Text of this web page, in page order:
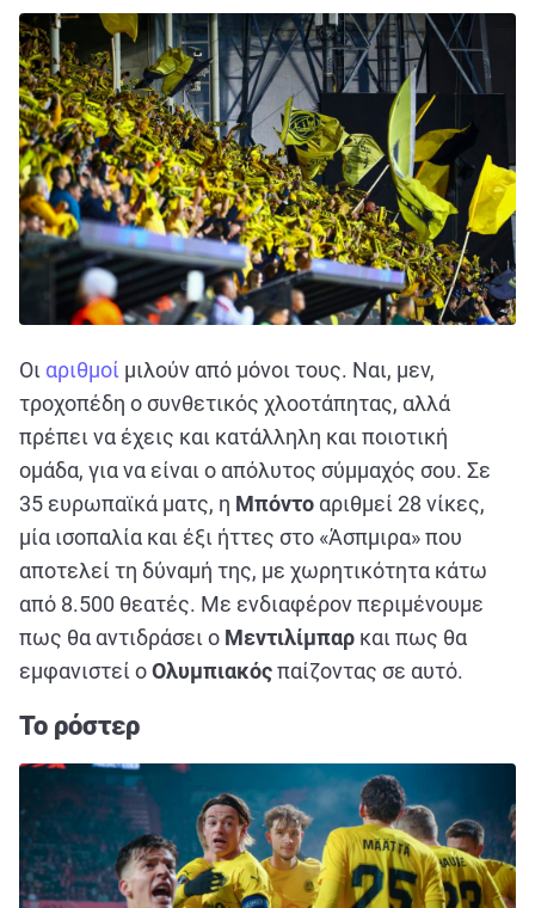
Οι αριθμοί μιλούν από μόνοι τους. Ναι, μεν,
τροχοπέδη ο συνθετικός χλοοτάπητας, αλλά
πρέπει να έχεις και κατάλληλη και ποιοτική
ομάδα, για να είναι ο απόλυτος σύμμαχός σου. Σε
35 ευρωπαϊκά ματς, η Μπόντο αριθμεί 28 νίκες,
μία ισοπαλία και έξι ήττες στο «Άσπμιρα» που
αποτελεί τη δύναμή της, με χωρητικότητα κάτω
από 8.500 θεατές. Με ενδιαφέρον περιμένουμε
πως θα αντιδράσει ο Μεντιλίμπαρ και πως θα
εμφανιστεί οΟλυμπιακόςπαίζοντας σε αυτό.
Το ρόστερ